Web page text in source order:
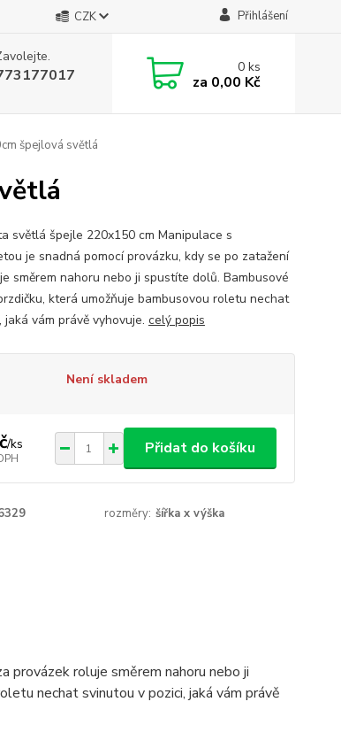
CZK Přihlášení
0ks
za 0,00 Kč
špejlová světlá
světlá špejle 220x150 cm Manipulace s
je snadná pomocí provázku, kdy se po zatažení
směrem nahoru nebo ji spustíte dolů. Bambusové
která umožňuje bambusovou roletu nechat
vám právě vyhovuje. celý popis
Není skladem
/ks Přidat do košíku
rozměry: šířka x výška
provázek roluje směrem nahoru nebo ji
nechat svinutou v pozici, jaká vám právě